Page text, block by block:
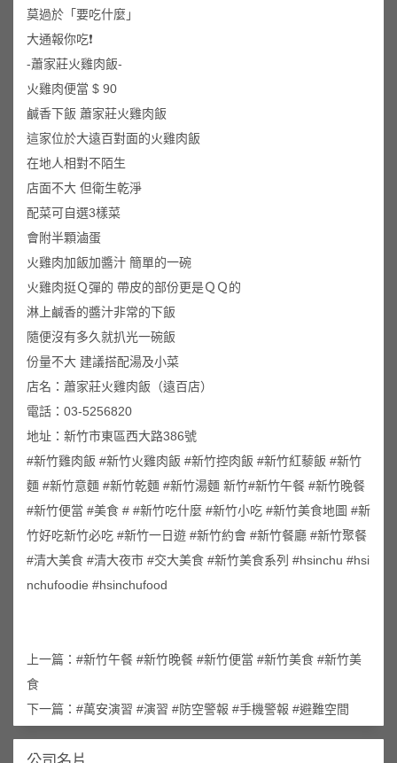
莫過於「要吃什麼」
大通報你吃❗️
-蕭家莊火雞肉飯-
火雞肉便當 $ 90
鹹香下飯 蕭家莊火雞肉飯
這家位於大遠百對面的火雞肉飯
在地人相對不陌生
店面不大 但衛生乾淨
配菜可自選3樣菜
會附半顆滷蛋
火雞肉加飯加醬汁 簡單的一碗
火雞肉挺Ｑ彈的 帶皮的部份更是ＱＱ的
淋上鹹香的醬汁非常的下飯
隨便沒有多久就扒光一碗飯
份量不大 建議搭配湯及小菜
店名：蕭家莊火雞肉飯（遠百店）
電話：03-5256820
地址：新竹市東區西大路386號
#新竹雞肉飯 #新竹火雞肉飯 #新竹控肉飯 #新竹紅藜飯 #新竹
麵 #新竹意麵 #新竹乾麵 #新竹湯麵 新竹#新竹午餐 #新竹晚餐
#新竹便當 #美食 # #新竹吃什麼 #新竹小吃 #新竹美食地圖 #新
竹好吃新竹必吃 #新竹一日遊 #新竹約會 #新竹餐廳 #新竹聚餐
#清大美食 #清大夜市 #交大美食 #新竹美食系列 #hsinchu #hsi
nchufoodie #hsinchufood
上一篇： #新竹午餐 #新竹晚餐 #新竹便當 #新竹美食 #新竹美
食
下一篇： #萬安演習 #演習 #防空警報 #手機警報 #避難空間